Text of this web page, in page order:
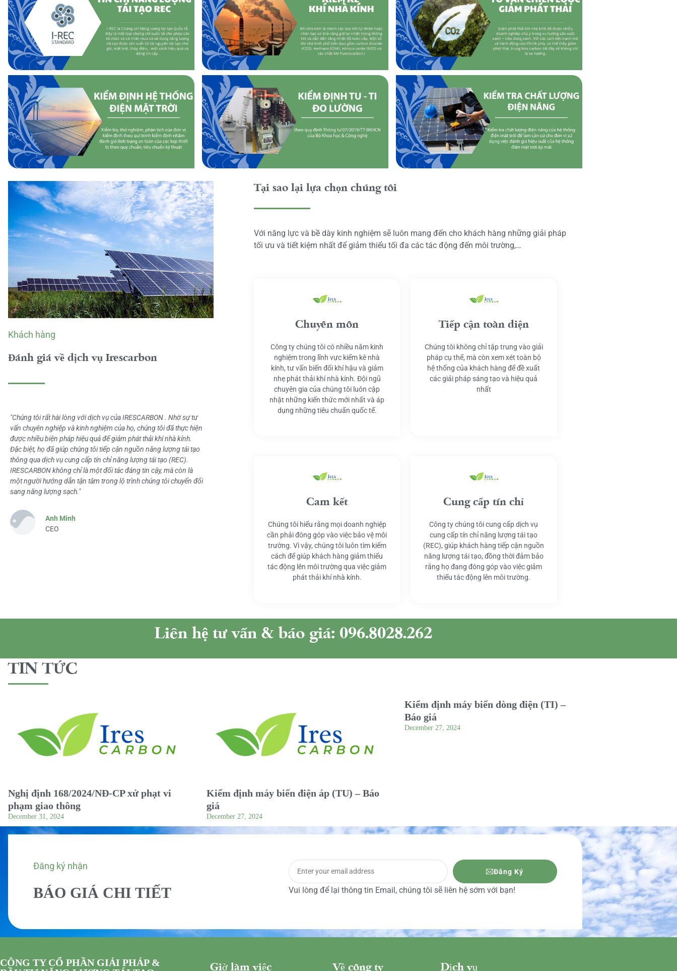
Khách hàng
Đánh giá về dịch vụ Irescarbon
"Chúng tôi rất hài lòng với dịch vụ của IRESCARBON . Nhờ sự tư
vấn chuyên nghiệp và kinh nghiệm của họ, chúng tôi đã thực hiện
được nhiều biện pháp hiệu quả để giảm phát thải khí nhà kính.
Đặc biệt, họ đã giúp chúng tôi tiếp cận nguồn năng lượng tái tạo
thông qua dịch vụ cung cấp tín chỉ năng lượng tái tạo (REC).
IRESCARBON không chỉ là một đối tác đáng tin cậy, mà còn là
một người hướng dẫn tận tâm trong lộ trình chúng tôi chuyển đổi
sang năng lượng sạch."
Anh Minh
CEO
Tại sao lại lựa chọn chúng tôi
Với năng lực và bề dày kinh nghiệm sẽ luôn mang đến cho khách hàng những giải pháp
tối ưu và tiết kiệm nhất để giảm thiểu tối đa các tác động đến môi trường,…
Chuyên môn
Công ty chúng tôi có nhiều năm kinh
nghiệm trong lĩnh vực kiểm kê nhà
kính, tư vấn biến đổi khí hậu và giảm
nhẹ phát thải khí nhà kính. Đội ngũ
chuyên gia của chúng tôi luôn cập
nhật những kiến thức mới nhất và áp
dụng những tiêu chuẩn quốc tế.
Tiếp cận toàn diện
Chúng tôi không chỉ tập trung vào giải
pháp cụ thể, mà còn xem xét toàn bộ
hệ thống của khách hàng để đề xuất
các giải pháp sáng tạo và hiệu quả
nhất
Cam kết
Chúng tôi hiểu rằng mọi doanh nghiệp
cần phải đóng góp vào việc bảo vệ môi
trường. Vì vậy, chúng tôi luôn tìm kiếm
cách để giúp khách hàng giảm thiểu
tác động lên môi trường qua việc giảm
phát thải khí nhà kính.
Cung cấp tín chỉ
Công ty chúng tôi cung cấp dịch vụ
cung cấp tín chỉ năng lượng tái tạo
(REC), giúp khách hàng tiếp cận nguồn
năng lượng tái tạo, đồng thời đảm bảo
rằng họ đang đóng góp vào việc giảm
thiểu tác động lên môi trường.
Liên hệ tư vấn & báo giá: 096.8028.262
TIN TỨC
Nghị định 168/2024/NĐ-CP xử phạt vi
phạm giao thông
December 31, 2024
Kiểm định máy biến điện áp (TU) – Báo
giá
December 27, 2024
Kiểm định máy biến dòng điện (TI) –
Báo giá
December 27, 2024
Đăng ký nhận
BÁO GIÁ CHI TIẾT
Đăng Ký
Vui lòng để lại thông tin Email, chúng tôi sẽ liên hệ sớm với bạn!
CÔNG TY CỔ PHẦN GIẢI PHÁP &
Giờ làm việc Về công ty Dịch vụ